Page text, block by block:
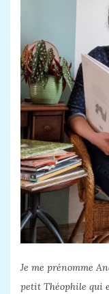
Je me prénomme
petit Théophile qui